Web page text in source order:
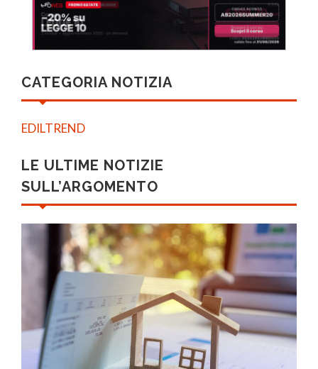
CATEGORIA NOTIZIA
EDILTREND
LE ULTIME NOTIZIE
SULL’ARGOMENTO